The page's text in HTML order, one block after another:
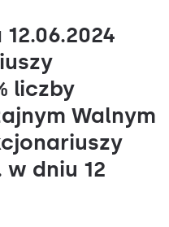
liczby
Walnym
w dniu 12